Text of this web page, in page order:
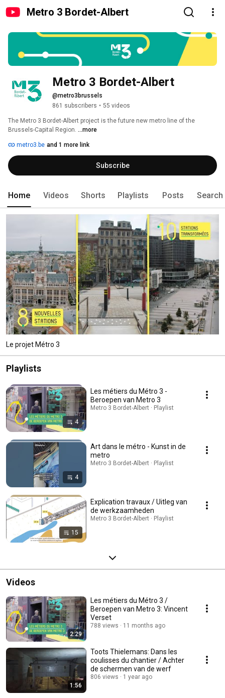
Metro 3 Bordet-Albert
Metro 3 Bordet-Albert
@metro3brussels
861 subscribers • 55 videos
The Metro 3 Bordet-Albert project is the future new metro line of the
Brussels-Capital Region. ...more
metro3.be and 1 more link
Subscribe
Home Videos Shorts Playlists Posts Search
Le projet Métro 3
Playlists
4
Les métiers du Métro 3 -
Beroepen van Metro 3
Metro 3 Bordet-Albert · Playlist
4
Art dans le métro - Kunst in de
metro
Metro 3 Bordet-Albert · Playlist
15
Explication travaux / Uitleg van
de werkzaamheden
Metro 3 Bordet-Albert · Playlist
Videos
2:29
Les métiers du Métro 3 /
Beroepen van Metro 3: Vincent
Verset
788 views 11 months ago
1:56
Toots Thielemans: Dans les
coulisses du chantier / Achter
de schermen van de werf
806 views 1 year ago